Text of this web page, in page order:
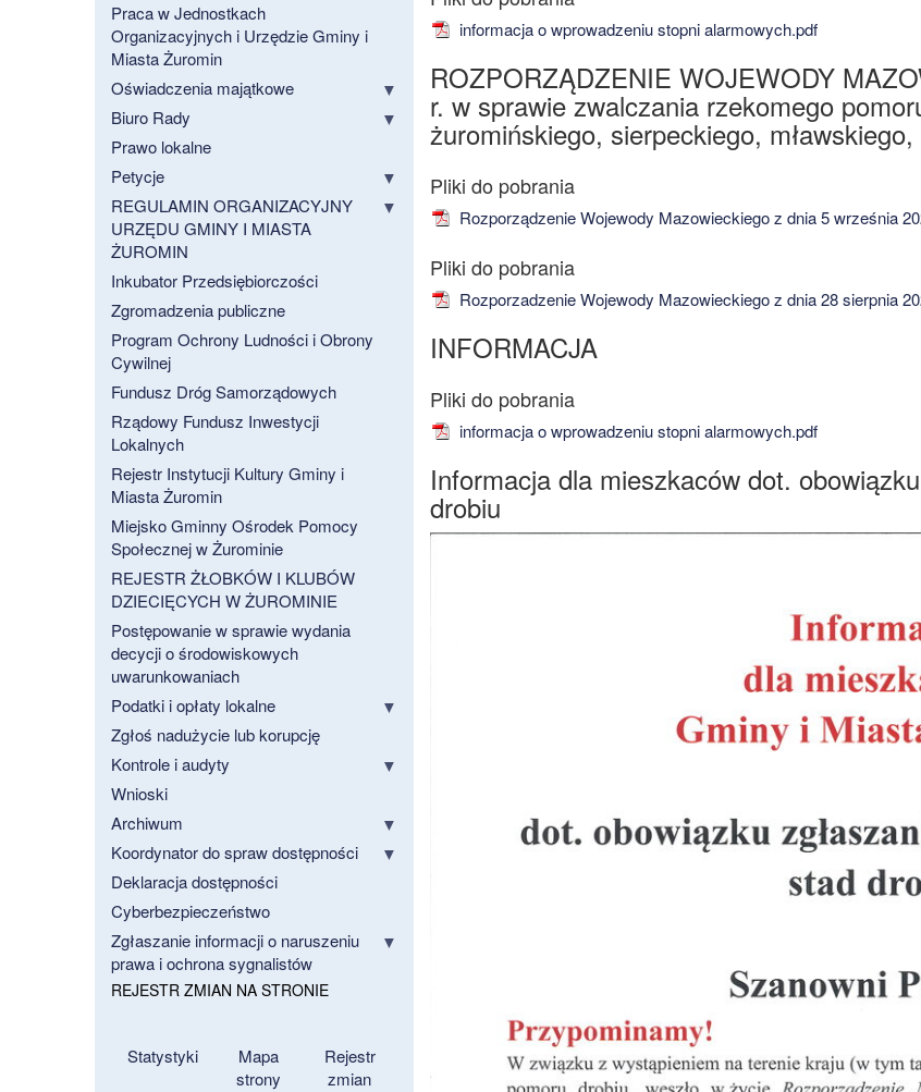
Praca w Jednostkach
Organizacyjnych i Urzędzie Gminy i
Miasta Żuromin
Oświadczenia majątkowe
Biuro Rady
Prawo lokalne
Petycje
REGULAMIN ORGANIZACYJNY
URZĘDU GMINY I MIASTA
ŻUROMIN
Inkubator Przedsiębiorczości
Zgromadzenia publiczne
Program Ochrony Ludności i Obrony
Cywilnej
Fundusz Dróg Samorządowych
Rządowy Fundusz Inwestycji
Lokalnych
Rejestr Instytucji Kultury Gminy i
Miasta Żuromin
Miejsko Gminny Ośrodek Pomocy
Społecznej w Żurominie
REJESTR ŻŁOBKÓW I KLUBÓW
DZIECIĘCYCH W ŻUROMINIE
Postępowanie w sprawie wydania
decycji o środowiskowych
uwarunkowaniach
Podatki i opłaty lokalne
Zgłoś nadużycie lub korupcję
Kontrole i audyty
Wnioski
Archiwum
Koordynator do spraw dostępności
Deklaracja dostępności
Cyberbezpieczeństwo
Zgłaszanie informacji o naruszeniu
prawa i ochrona sygnalistów
REJESTR ZMIAN NA STRONIE
Statystyki
Mapa
strony
Rejestr
zmian
informacja o wprowadzeniu stopni alarmowych.pdf
ROZPORZĄDZENIE WOJEWODY
r. w sprawie zwalczania rzekomego
żuromińskiego, sierpeckiego,
Rozporządzenie Wojewody Mazowieckiego z dnia 5 września
Rozporzadzenie Wojewody Mazowieckiego z dnia 28 sierpnia
INFORMACJA
informacja o wprowadzeniu stopni alarmowych.pdf
Informacja dla mieszkaców dot.
drobiu